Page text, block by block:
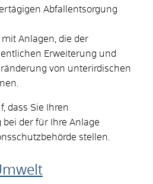
Abfallentsorgung
Anlagen, die der
Erweiterung und
von unterirdischen
dass Sie Ihren
der für Ihre Anlage
stellen.